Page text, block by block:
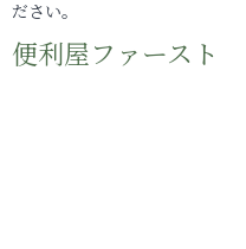
ださい。
便利屋ファースト